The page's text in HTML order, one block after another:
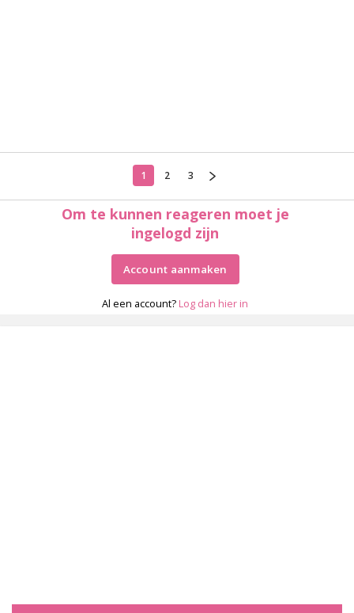
1 2 3
Om te kunnen reageren moet je
ingelogd zijn
Account aanmaken
Al een account? Log dan hier in